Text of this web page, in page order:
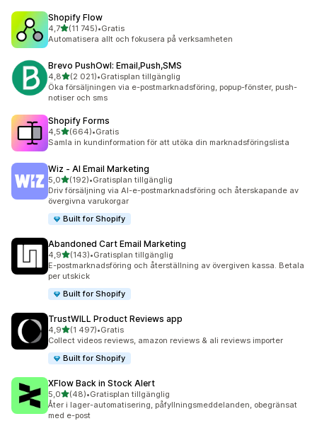
Shopify Flow
4,7av 5 stjärnor
(11 745)
11745 recensioner totalt
•Gratis
Automatisera allt och fokusera på verksamheten
Brevo PushOwl: Email,Push,SMS
4,8av 5 stjärnor
(2 021)
2021 recensioner totalt
•Gratisplan tillgänglig
Öka försäljningen via e-postmarknadsföring, popup-fönster, push-
notiser och sms
Shopify Forms
4,5av 5 stjärnor
(664)
664 recensioner totalt
•Gratis
Samla in kundinformation för att utöka din marknadsföringslista
Wiz ‑ AI Email Marketing
5,0av 5 stjärnor
(192)
192 recensioner totalt
•Gratisplan tillgänglig
Driv försäljning via AI-e-postmarknadsföring och återskapande av
övergivna varukorgar
Built for Shopify
Abandoned Cart Email Marketing
4,9av 5 stjärnor
(143)
143 recensioner totalt
•Gratisplan tillgänglig
E-postmarknadsföring och återställning av övergiven kassa. Betala
per utskick
Built for Shopify
TrustWILL Product Reviews app
4,9av 5 stjärnor
(1 497)
1497 recensioner totalt
•Gratis
Collect videos reviews, amazon reviews & ali reviews importer
Built for Shopify
XFlow Back in Stock Alert
5,0av 5 stjärnor
(48)
48 recensioner totalt
•Gratisplan tillgänglig
Åter i lager-automatisering, påfyllningsmeddelanden, obegränsat
med e-post